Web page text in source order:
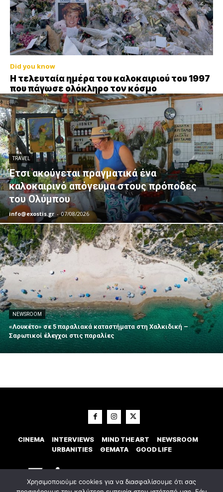
Did you know
Η τελευταία ημέρα του καλοκαιριού του 1997
που πάγωσε ολόκληρο τον κόσμο
TRAVEL
Έτσι ακούγεται πραγματικά ένα
καλοκαιρινό απόγευμα στους πρόποδες
του Ολύμπου
info@exostis.gr - 07/08/2026
NEWSROOM
«Λουκέτο» σε 5 παραλιακά καταστήματα στη Χαλκιδική –
Σαρωτικοί έλεγχοι στις παραλίες
CINEMA INTERVIEWS MIND THE ART
NEWSROOM
URBANITIES
ΘΕΜΑΤΑ GOOD LIFE
Χρησιμοποιούμε cookies για να διασφαλίσουμε ότι σας